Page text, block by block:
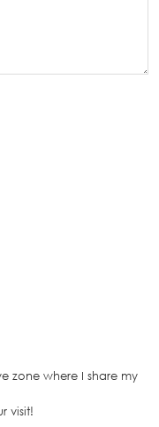
zone where I share my
visit!